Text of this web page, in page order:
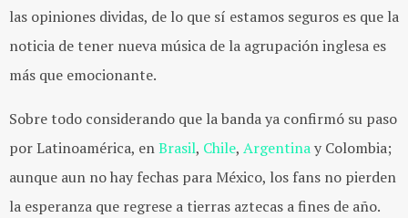
las opiniones dividas, de lo que sí estamos seguros es que la
noticia de tener nueva música de la agrupación inglesa es
más que emocionante.
Sobre todo considerando que la banda ya confirmó su paso
por Latinoamérica, enBrasil, Chile, Argentinay Colombia;
aunque aun no hay fechas para México, los fans no pierden
la esperanza que regrese a tierras aztecas a fines de año.